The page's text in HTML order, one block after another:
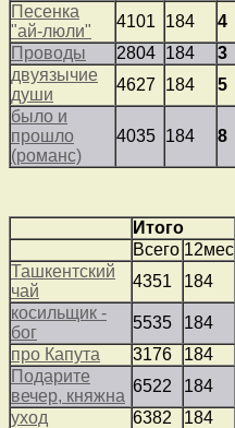
Песенка
"ай-люли"
4101 184 4
Проводы
2804 184 3
двуязычие
души
4627 184 5
было и
прошло
(романс)
4035 184 8
Итого
Всего 12мес
Ташкентский
чай
4351 184
косильщик -
бог
5535 184
про Капута
3176 184
Подарите
вечер, княжна
6522 184
уход
6382 184